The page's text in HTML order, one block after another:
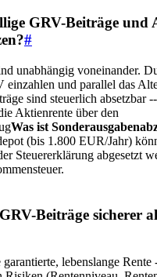
GRV-Beiträge und
#
unabhängig voneinander.
und parallel das
sind steuerlich absetzbar
Aktienrente über den
Was ist
(bis 1.800 EUR/Jahr)
Steuererklärung abgesetzt
Beiträge sicherer
lebenslange Rente